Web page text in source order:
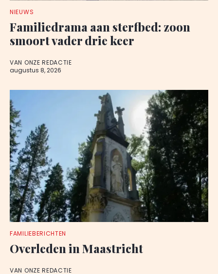
NIEUWS
Familiedrama aan sterfbed: zoon
smoort vader drie keer
VAN ONZE REDACTIE
augustus 8, 2026
FAMILIEBERICHTEN
Overleden in Maastricht
VAN ONZE REDACTIE